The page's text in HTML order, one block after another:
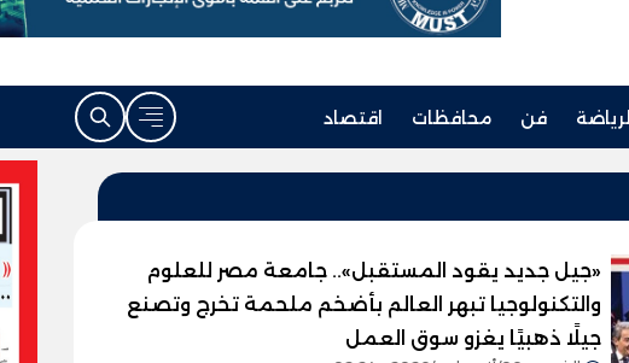
الرياضة فن محافظات اقتصاد
«جيل جديد يقود المستقبل».. جامعة مصر للعلوم
والتكنولوجيا تبهر العالم بأضخم ملحمة تخرج وتصنع
جيلًا ذهبيًا يغزو سوق العمل